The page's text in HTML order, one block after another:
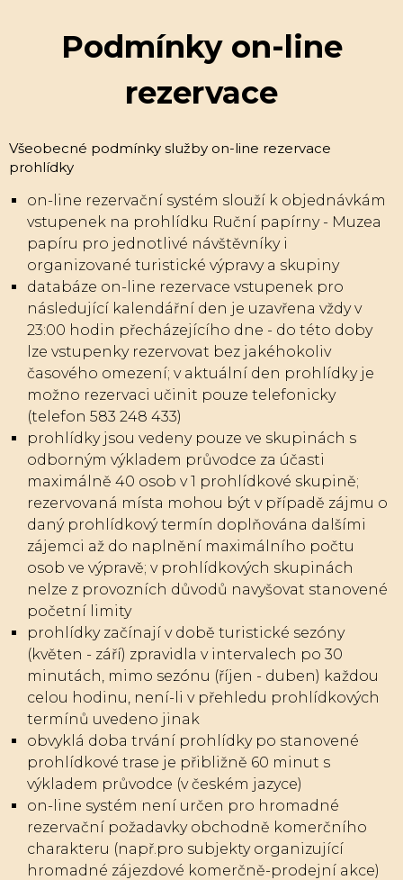
Podmínky on-line
rezervace
Všeobecné podmínky služby on-line rezervace
prohlídky
on-line rezervační systém slouží k objednávkám
vstupenek na prohlídku Ruční papírny - Muzea
papíru pro jednotlivé návštěvníky i
organizované turistické výpravy a skupiny
databáze on-line rezervace vstupenek pro
následující kalendářní den je uzavřena vždy v
23:00 hodin přecházejícího dne - do této doby
lze vstupenky rezervovat bez jakéhokoliv
časového omezení; v aktuální den prohlídky je
možno rezervaci učinit pouze telefonicky
(telefon 583 248 433)
prohlídky jsou vedeny pouze ve skupinách s
odborným výkladem průvodce za účasti
maximálně 40 osob v 1 prohlídkové skupině;
rezervovaná místa mohou být v případě zájmu o
daný prohlídkový termín doplňována dalšími
zájemci až do naplnění maximálního počtu
osob ve výpravě; v prohlídkových skupinách
nelze z provozních důvodů navyšovat stanovené
početní limity
prohlídky začínají v době turistické sezóny
(květen - září) zpravidla v intervalech po 30
minutách, mimo sezónu (říjen - duben) každou
celou hodinu, není-li v přehledu prohlídkových
termínů uvedeno jinak
obvyklá doba trvání prohlídky po stanovené
prohlídkové trase je přibližně 60 minut s
výkladem průvodce (v českém jazyce)
on-line systém není určen pro hromadné
rezervační požadavky obchodně komerčního
charakteru (např.pro subjekty organizující
hromadné zájezdové komerčně-prodejní akce)